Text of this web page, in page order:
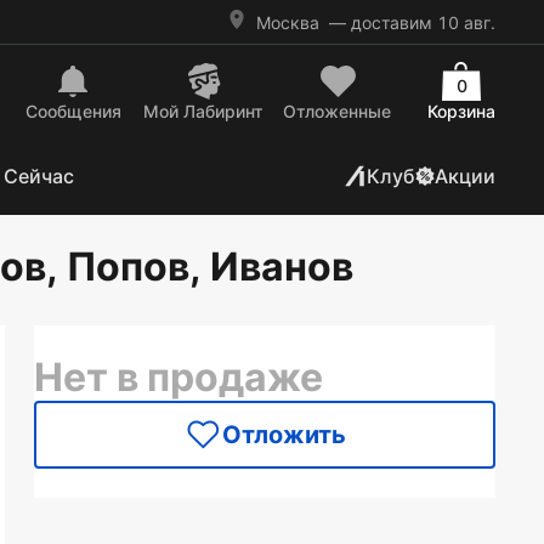
Москва — доставим 10 авг.
Сообщения Mой Лабиринт Отложенные Корзина
0
Клуб Акции
Попов, Иванов
Нет в продаже
Отложить